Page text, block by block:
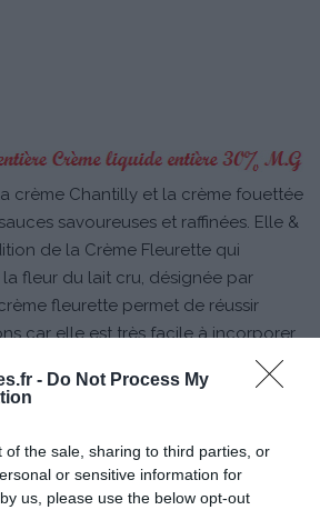
- Do Not Process My
of the sale, sharing to third parties, or
or sensitive information for
us, please use the below opt-out
crème Chantilly et la crème fouettée
savoureuses et raffinées. Elle &
de la Crème Fleurette qui
fleur du lait cru, désignée par
fleurette permet de réussir
car elle est très facile à incorporer.
à Condé-sur-Vire.
entre 2,10€ et 2,19€.